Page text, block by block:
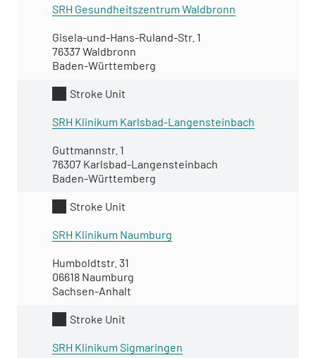
SRH Gesundheitszentrum Waldbronn
Gisela-und-Hans-Ruland-Str. 1
76337 Waldbronn
Baden-Württemberg
Stroke Unit
SRH Klinikum Karlsbad-Langensteinbach
Guttmannstr. 1
76307 Karlsbad-Langensteinbach
Baden-Württemberg
Stroke Unit
SRH Klinikum Naumburg
Humboldtstr. 31
06618 Naumburg
Sachsen-Anhalt
Stroke Unit
SRH Klinikum Sigmaringen